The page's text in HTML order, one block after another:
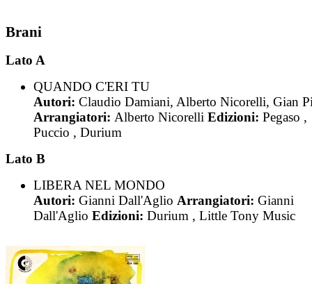
Brani
Lato A
QUANDO C'ERI TU
Autori: Claudio Damiani, Alberto Nicorelli, Gian
Arrangiatori: Alberto Nicorelli Edizioni: Pegaso ,
Puccio , Durium
Lato B
LIBERA NEL MONDO
Autori: Gianni Dall'Aglio Arrangiatori: Gianni
Dall'Aglio Edizioni: Durium , Little Tony Music